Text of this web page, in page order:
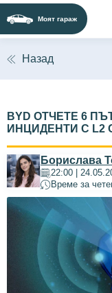
Моят гараж
Назад
BYD ОТЧЕТЕ 6
ИНЦИДЕНТИ С L2
Борислава
22:00 |
Време за